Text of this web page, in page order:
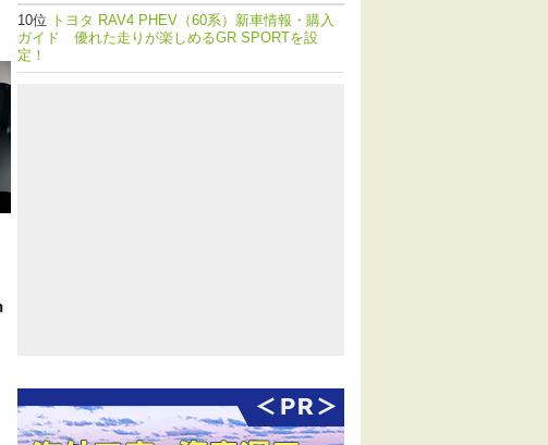
トヨタ RAV4 PHEV（60系）新車情報・購入
ガイド 優れた走りが楽しめるGR SPORTを設
定！